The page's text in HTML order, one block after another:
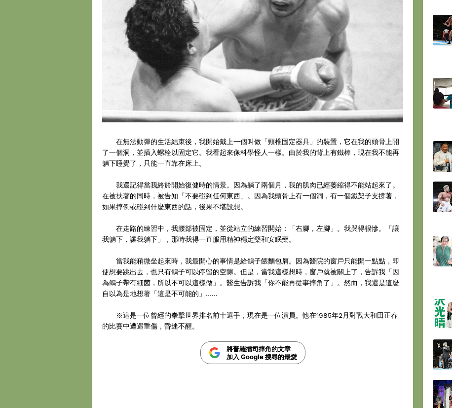
在無法動彈的生活結束後，我開始戴上一個叫做「頸椎固定器具」的裝置，它在我的頭骨上開
了一個洞，並插入螺栓以固定它。我看起來像科學怪人一樣。由於我的背上有鐵棒，現在我不能再
躺下睡覺了，只能一直靠在床上。
我還記得當我終於開始復健時的情景。因為躺了兩個月，我的肌肉已經萎縮得不能站起來了。
在被扶著的同時，被告知「不要碰到任何東西」。因為我頭骨上有一個洞，有一個鐵架子支撐著，
如果摔倒或碰到什麼東西的話，後果不堪設想。
在走路的練習中，我腰部被固定，並從站立的練習開始：「右腳，左腳」。我哭得很慘。「讓
我躺下，讓我躺下」，那時我得一直服用精神穩定藥和安眠藥。
當我能稍微坐起來時，我最開心的事情是給鴿子餵麵包屑。因為醫院的窗戶只能開一點點，即
使想要跳出去，也只有鴿子可以停留的空隙。但是，當我這樣想時，窗戶就被關上了，告訴我「因
為鴿子帶有細菌，所以不可以這樣做」。醫生告訴我「你不能再從事摔角了」。然而，我還是這麼
自以為是地想著「這是不可能的」……
※這是一位曾經的拳擊世界排名前十選手，現在是一位演員。他在1985年2月對戰大和田正春
的比賽中遭遇重傷，昏迷不醒。
將普羅擂司摔角的文章
加入 Google 搜尋的最愛